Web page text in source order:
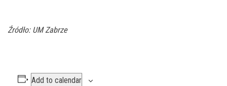
Źródło: UM Zabrze
Add to calendar